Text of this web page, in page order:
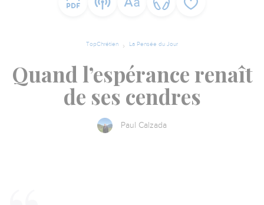
TopChrétien La Pensée du Jour
Quand l’espérance renaît
de ses cendres
Paul Calzada